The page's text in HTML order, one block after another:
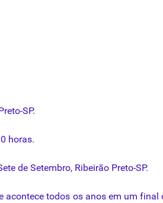
SP.
horas.
de Setembro, Ribeirão Preto-SP.
acontece todos os anos em um